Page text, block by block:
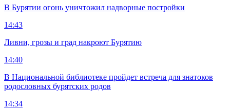
В Бурятии огонь уничтожил надворные постройки
14:43
Ливни, грозы и град накроют Бурятию
14:40
В Национальной библиотеке пройдет встреча для знатоков
родословных бурятских родов
14:34